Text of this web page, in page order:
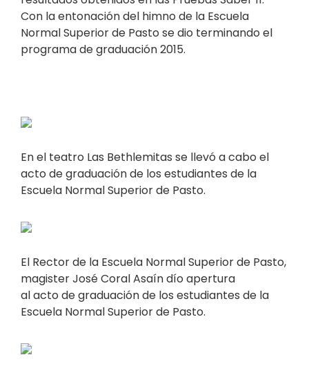
Con la entonación del himno de la Escuela
Normal Superior de Pasto se dio terminando el
programa de graduación 2015.
En el teatro Las Bethlemitas se llevó a cabo el
acto de graduación de los estudiantes de la
Escuela Normal Superior de Pasto.
El Rector de la Escuela Normal Superior de Pasto,
magister José Coral Asaín dío apertura
al acto de graduación de los estudiantes de la
Escuela Normal Superior de Pasto.